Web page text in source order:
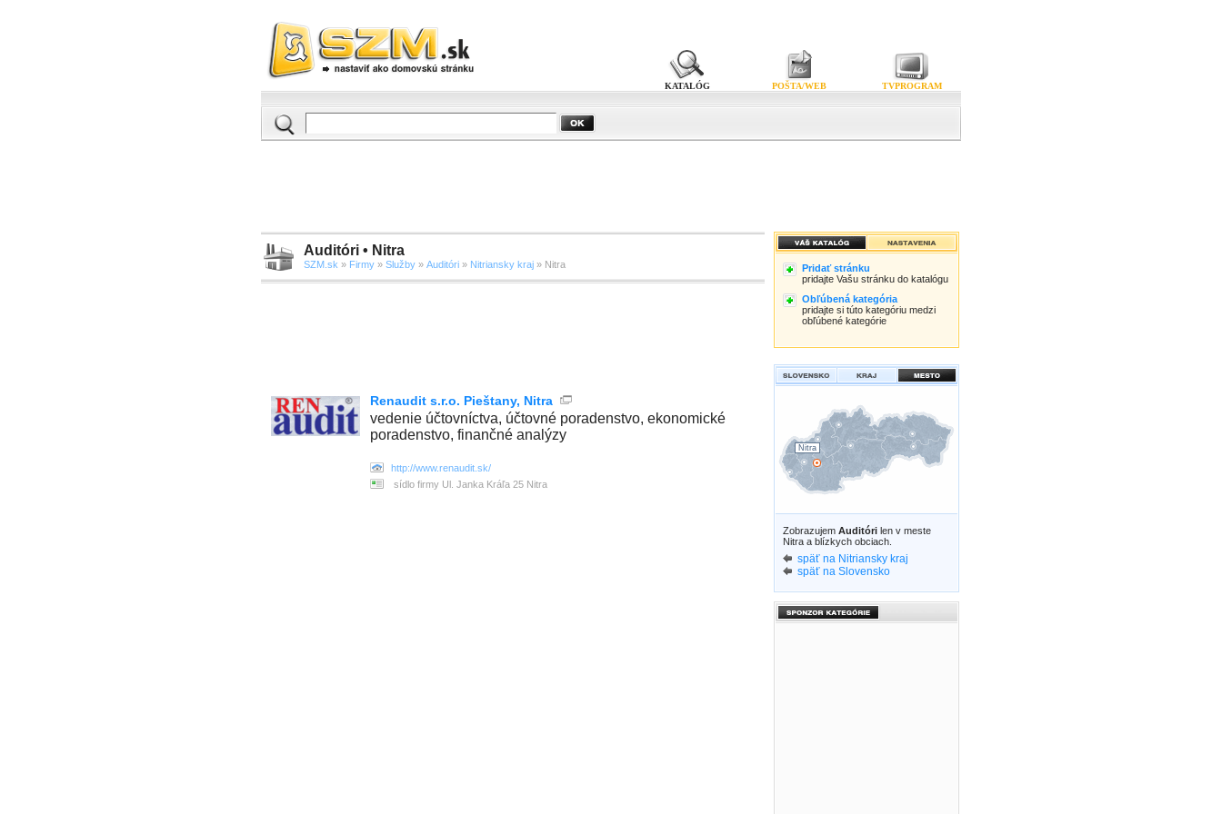
KATALÓG POŠTA/WEB TVPROGRAM
Auditóri • Nitra
SZM.sk » Firmy » Služby » Auditóri » Nitriansky kraj » Nitra
Renaudit s.r.o. Pieštany, Nitra
vedenie účtovníctva, účtovné poradenstvo, ekonomické
poradenstvo, finančné analýzy
http://www.renaudit.sk/
sídlo firmy Ul. Janka Kráľa 25 Nitra
Pridať stránku
pridajte Vašu stránku do katalógu
Obľúbená kategória
pridajte si túto kategóriu medzi
obľúbené kategórie
Nitra
Zobrazujem Auditóri len v meste
Nitra a blízkych obciach.
späť na Nitriansky kraj
späť na Slovensko